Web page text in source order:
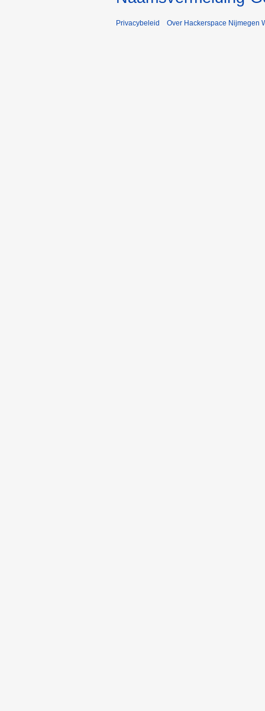
Privacybeleid Over Hackerspace Nijmegen